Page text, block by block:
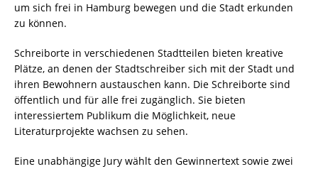
um sich frei in Hamburg bewegen und die Stadt erkunden
zu können.
Schreiborte in verschiedenen Stadtteilen bieten kreative
Plätze, an denen der Stadtschreiber sich mit der Stadt und
ihren Bewohnern austauschen kann. Die Schreiborte sind
öffentlich und für alle frei zugänglich. Sie bieten
interessiertem Publikum die Möglichkeit, neue
Literaturprojekte wachsen zu sehen.
Eine unabhängige Jury wählt den Gewinnertext sowie zwei